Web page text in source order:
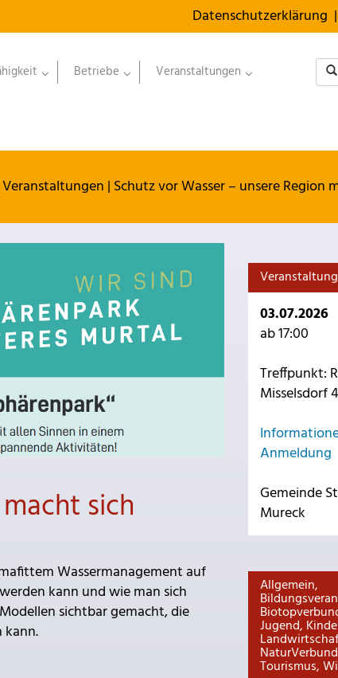
Datenschutzerklärung |
Betriebe Veranstaltungen
Veranstaltungen | Schutz vor Wasser – unsere Region
sich
Wassermanagement auf
kann und wie man sich
sichtbar gemacht, die
kann.
Veranstaltung
03.07.2026
ab 17:00
Treffpunkt:
Misselsdorf
Anmeldung
Gemeinde
Mureck
Allgemein,
Jugend,
Tourismus,